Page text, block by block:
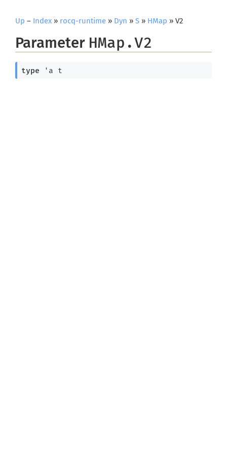
Up – Index » rocq-runtime » Dyn » S » HMap » V2
Parameter HMap.V2
type 'a t